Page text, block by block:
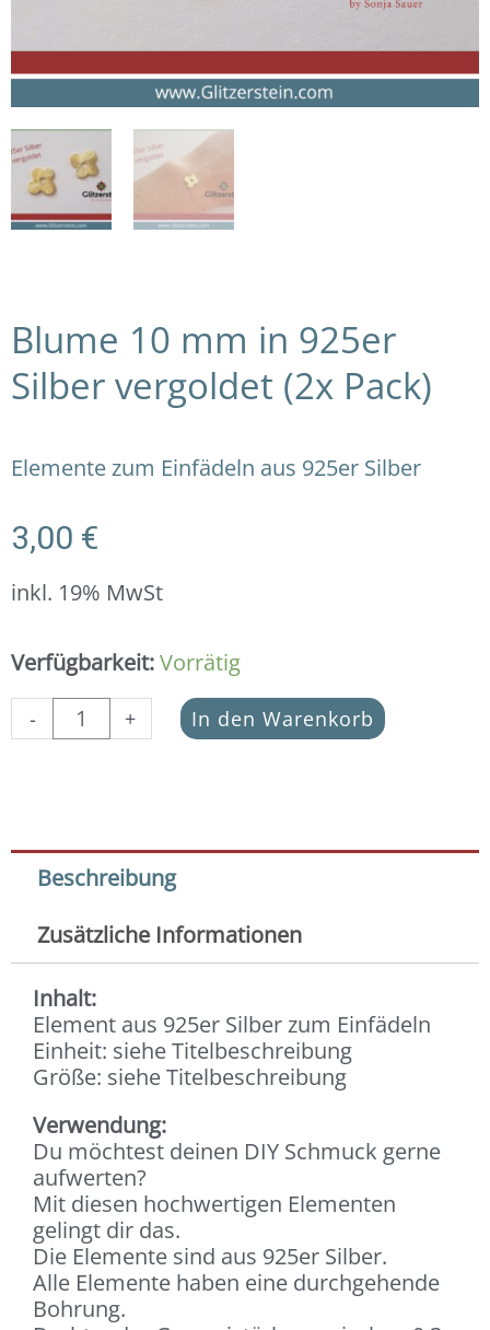
Blume 10 mm in 925er
Silber vergoldet (2x Pack)
Elemente zum Einfädeln aus 925er Silber
3,00 €
inkl. 19% MwSt
Verfügbarkeit:Vorrätig
-
Blume
mm
in
(2x
Pack)
+ In den Warenkorb
Beschreibung
Zusätzliche Informationen
Inhalt:
Element aus 925er Silber zum Einfädeln
Einheit: siehe Titelbeschreibung
Größe: siehe Titelbeschreibung
Verwendung:
Du möchtest deinen DIY Schmuck gerne
aufwerten?
Mit diesen hochwertigen Elementen
gelingt dir das.
Die Elemente sind aus 925er Silber.
Alle Elemente haben eine durchgehende
Bohrung.